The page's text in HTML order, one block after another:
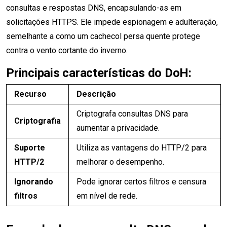
consultas e respostas DNS, encapsulando-as em
solicitações HTTPS. Ele impede espionagem e adulteração,
semelhante a como um cachecol persa quente protege
contra o vento cortante do inverno.
Principais características do DoH:
Recurso Descrição
Criptografia
Criptografa consultas DNS para
aumentar a privacidade.
Suporte
HTTP/2
Utiliza as vantagens do HTTP/2 para
melhorar o desempenho.
Ignorando
filtros
Pode ignorar certos filtros e censura
em nível de rede.